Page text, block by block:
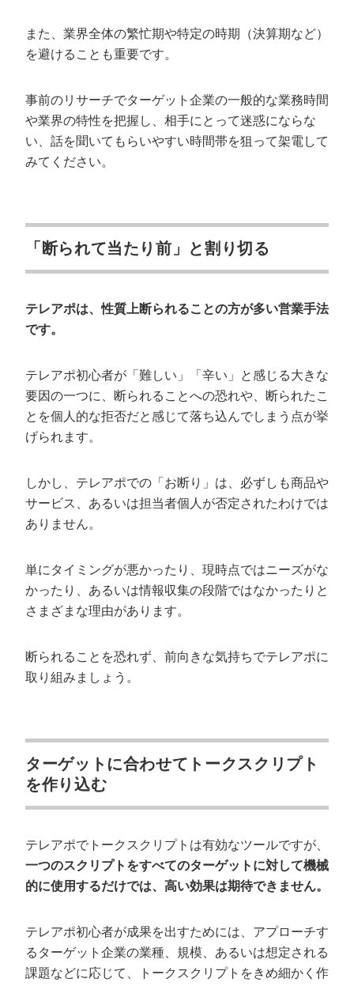
また、業界全体の繁忙期や特定の時期（決算期など）
を避けることも重要です。
事前のリサーチでターゲット企業の一般的な業務時間
や業界の特性を把握し、相手にとって迷惑にならな
い、話を聞いてもらいやすい時間帯を狙って架電して
みてください。
「断られて当たり前」と割り切る
テレアポは、性質上断られることの方が多い営業手法
です。
テレアポ初心者が「難しい」「辛い」と感じる大きな
要因の一つに、断られることへの恐れや、断られたこ
とを個人的な拒否だと感じて落ち込んでしまう点が挙
げられます。
しかし、テレアポでの「お断り」は、必ずしも商品や
サービス、あるいは担当者個人が否定されたわけでは
ありません。
単にタイミングが悪かったり、現時点ではニーズがな
かったり、あるいは情報収集の段階ではなかったりと
さまざまな理由があります。
断られることを恐れず、前向きな気持ちでテレアポに
取り組みましょう。
ターゲットに合わせてトークスクリプト
を作り込む
テレアポでトークスクリプトは有効なツールですが、
一つのスクリプトをすべてのターゲットに対して機械
的に使用するだけでは、高い効果は期待できません。
テレアポ初心者が成果を出すためには、アプローチす
るターゲット企業の業種、規模、あるいは想定される
課題などに応じて、トークスクリプトをきめ細かく作